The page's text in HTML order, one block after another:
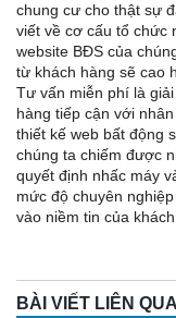
chung cư cho thật sự
viết về cơ cấu tổ chức
website BĐS của
từ khách hàng sẽ cao
Tư vấn miễn phí là
hàng tiếp cận với
thiết kế web bất động
chúng ta chiếm được
quyết định nhấc máy
mức độ chuyên
vào niềm tin của
BÀI VIẾT LIÊN